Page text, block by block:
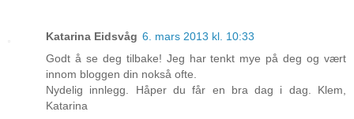
Katarina Eidsvåg 6. mars 2013 kl. 10:33
Godt å se deg tilbake! Jeg har tenkt mye på deg og vært
innom bloggen din nokså ofte.
Nydelig innlegg. Håper du får en bra dag i dag. Klem,
Katarina